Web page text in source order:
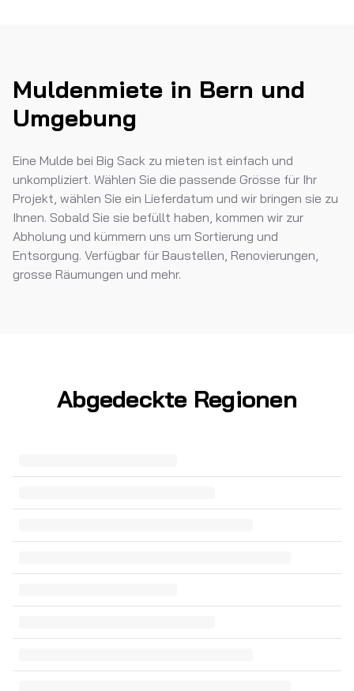
Muldenmiete in Bern und
Umgebung
Eine Mulde bei Big Sack zu mieten ist einfach und
unkompliziert. Wählen Sie die passende Grösse für Ihr
Projekt, wählen Sie ein Lieferdatum und wir bringen sie zu
Ihnen. Sobald Sie sie befüllt haben, kommen wir zur
Abholung und kümmern uns um Sortierung und
Entsorgung. Verfügbar für Baustellen, Renovierungen,
grosse Räumungen und mehr.
Abgedeckte Regionen